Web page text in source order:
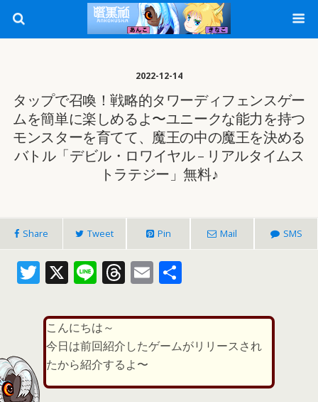
2022-12-14
タップで召喚！戦略的タワーディフェンスゲー
ムを簡単に楽しめるよ〜ユニークな能力を持つ
モンスターを育てて、魔王の中の魔王を決める
バトル「デビル・ロワイヤル – リアルタイムス
トラテジー」無料♪
Share Tweet Pin Mail SMS
T
itt
er
X Li
e
T
re
a
d
s
E
ai
l
こんにちは～
今日は前回紹介したゲームがリリースされ
たから紹介するよ〜